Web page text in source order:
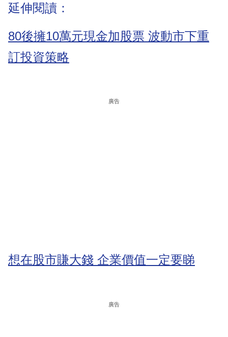
延伸閱讀：
80後擁10萬元現金加股票 波動市下重
訂投資策略
廣告
想在股市賺大錢 企業價值一定要睇
廣告